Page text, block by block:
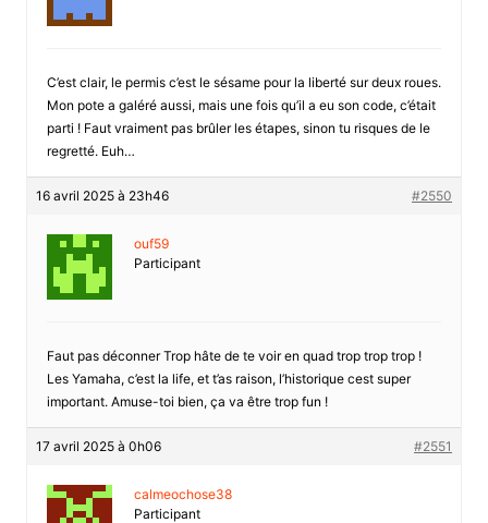
C’est clair, le permis c’est le sésame pour la liberté sur deux roues.
Mon pote a galéré aussi, mais une fois qu’il a eu son code, c’était
parti ! Faut vraiment pas brûler les étapes, sinon tu risques de le
regretté. Euh…
16 avril 2025 à 23h46 #2550
ouf59
Participant
Faut pas déconner Trop hâte de te voir en quad trop trop trop !
Les Yamaha, c’est la life, et t’as raison, l’historique cest super
important. Amuse-toi bien, ça va être trop fun !
17 avril 2025 à 0h06 #2551
calmeochose38
Participant